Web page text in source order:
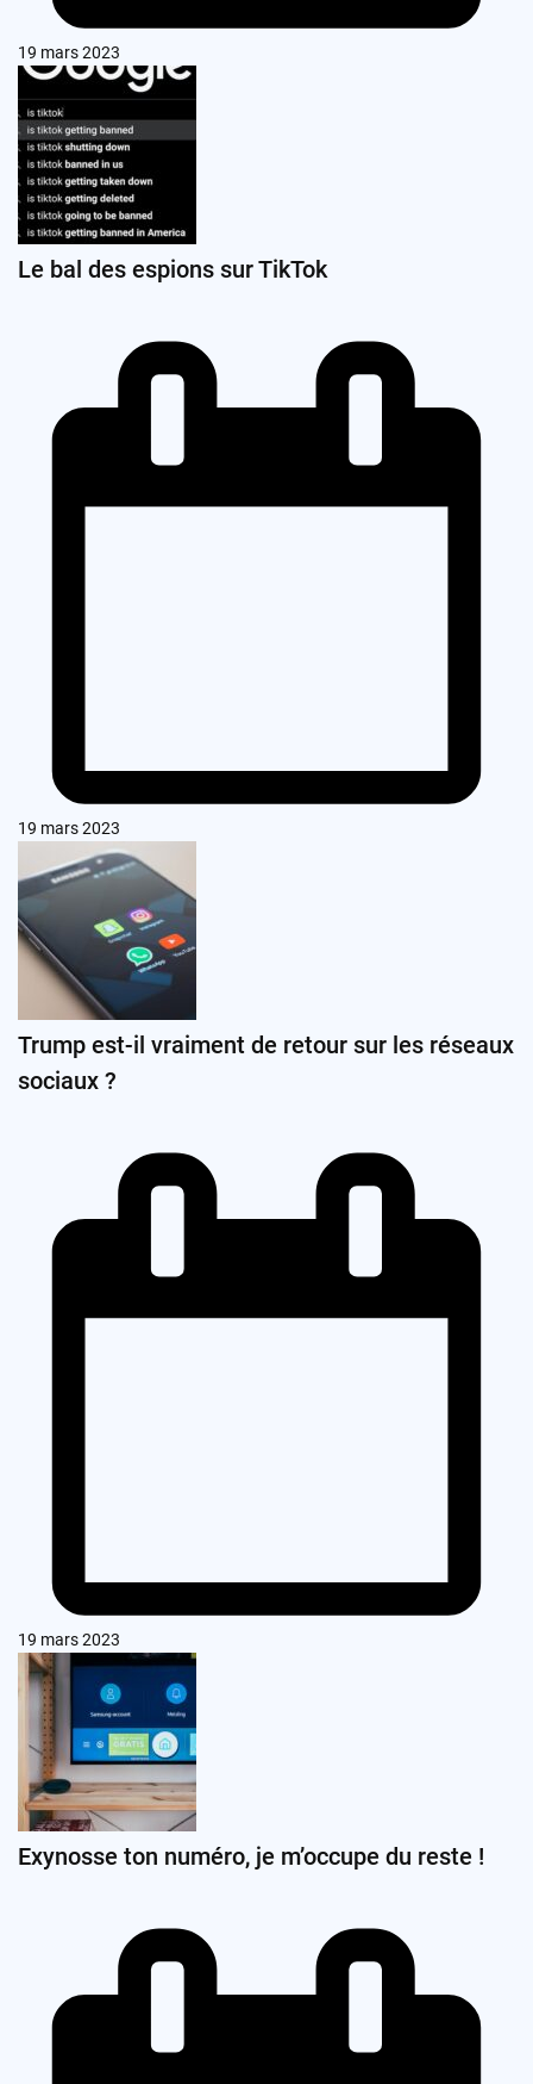
19 mars 2023
Le bal des espions sur TikTok
19 mars 2023
Trump est-il vraiment de retour sur les réseaux
sociaux ?
19 mars 2023
Exynosse ton numéro, je m’occupe du reste !